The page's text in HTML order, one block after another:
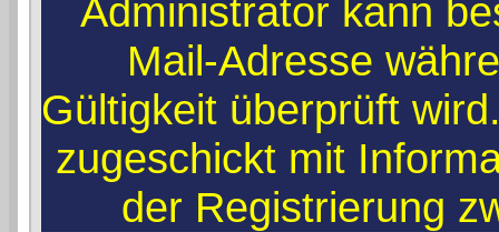
Administrator kann
Mail-Adresse
Gültigkeit überprüft
zugeschickt mit
der Registrierung